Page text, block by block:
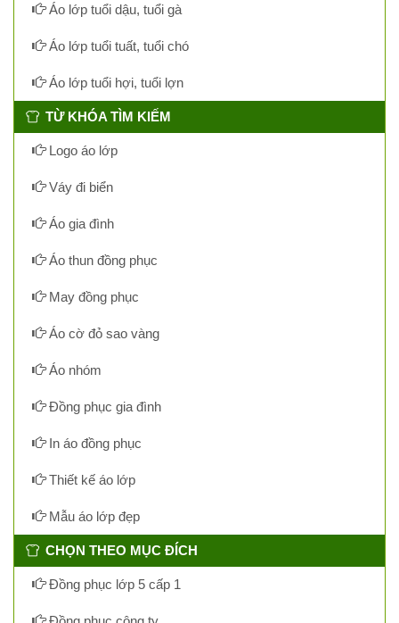
Áo lớp tuổi dậu, tuổi gà
Áo lớp tuổi tuất, tuổi chó
Áo lớp tuổi hợi, tuổi lợn
TỪ KHÓA TÌM KIẾM
Logo áo lớp
Váy đi biển
Áo gia đình
Áo thun đồng phục
May đồng phục
Áo cờ đỏ sao vàng
Áo nhóm
Đồng phục gia đình
In áo đồng phục
Thiết kế áo lớp
Mẫu áo lớp đẹp
CHỌN THEO MỤC ĐÍCH
Đồng phục lớp 5 cấp 1